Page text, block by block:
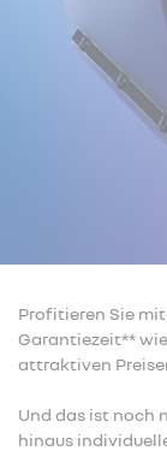
Profitieren Sie
Garantiezeit**
attraktiven
Und das ist noch
hinaus